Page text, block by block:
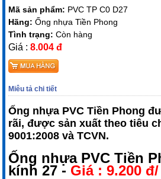
Mã sản phẩm: PVC TP C0 D27
Hãng:Ống nhựa Tiền Phong
Tình trạng:Còn hàng
Giá :8.004 đ
Miêu tả chi tiết
Ống nhựa PVC Tiền Phong
rãi, được sản xuất theo tiêu
9001:2008 và TCVN.
Ống nhựa PVC Tiền
kính 27 - Giá : 9.200